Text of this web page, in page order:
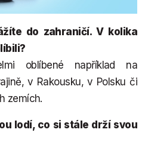
do zahraničí. V kolika
oblíbené například na
v Rakousku, v Polsku či
zemích.
lodí, co si stále drží svou